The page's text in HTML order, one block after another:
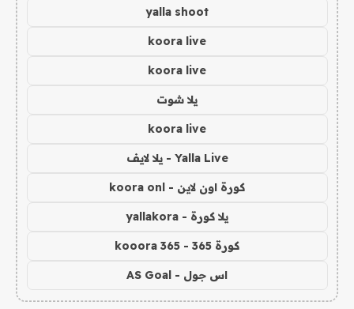
yalla shoot
koora live
koora live
يلا شوت
koora live
Yalla Live - يلا لايف
كورة اون لاين - koora onl
يلا كورة - yallakora
كورة 365 - kooora 365
اس جول - AS Goal